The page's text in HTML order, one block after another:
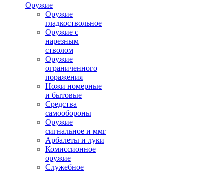
Оружие
Оружие
гладкоствольное
Оружие с
нарезным
стволом
Оружие
ограниченного
поражения
Ножи номерные
и бытовые
Средства
самообороны
Оружие
сигнальное и ммг
Арбалеты и луки
Комиссионное
оружие
Служебное